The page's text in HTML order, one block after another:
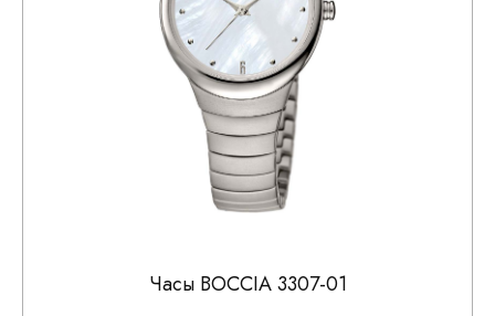
Часы BOCCIA 3307-01